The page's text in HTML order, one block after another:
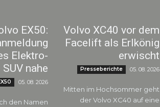
EX50:
Elektro-
SUV nahe
05. 08. 2026
den Namen
Volvo XC40 vor dem
Facelift als Erlkönig
erwischt
Presseberichte 05. 08. 2026
Mitten im Hochsommer geht
der Volvo XC40 auf eine